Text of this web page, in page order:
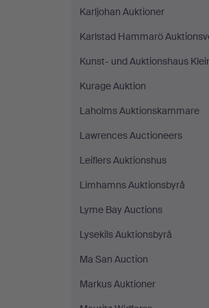
Karljohan Auktioner
Karlstad Hammarö
Kunst- und Auktionshaus
Kurage Auktion
Laholms Auktionskammare
Lawrences Auctioneers
Leiflers Auktionshus
Limhamns Auktionsbyrå
Lyme Bay Auctions
Lysekils Auktionsbyrå
Ma San Auction
Markus Auktioner